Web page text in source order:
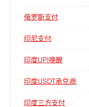
俄罗斯支付
印尼支付
印度UPI唤醒
印度USDT承兑商
印度三方支付